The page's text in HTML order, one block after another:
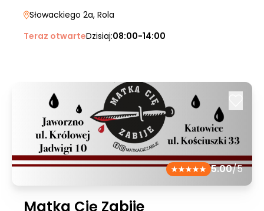
Słowackiego 2a, Rola
Teraz otwarteDzisiaj:08:00-14:00
5.00/5
Matka Cię Zabije